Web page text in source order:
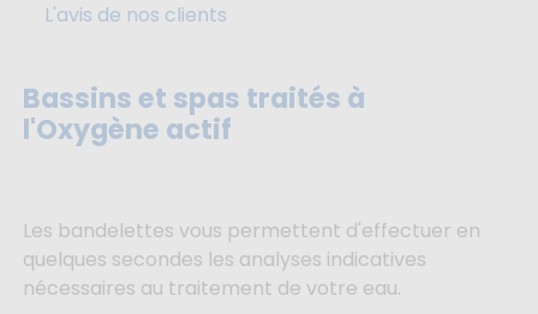
L'avis de nos clients
Bassins et spas traités à
l'Oxygène actif
Les bandelettes vous permettent d'effectuer en
quelques secondes les analyses indicatives
nécessaires au traitement de votre eau.